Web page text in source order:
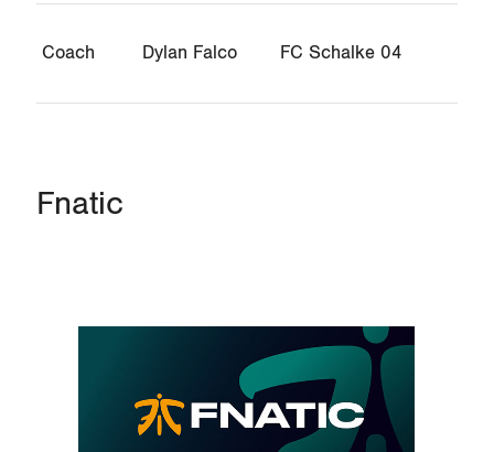
Coach Dylan Falco FC Schalke 04
Fnatic